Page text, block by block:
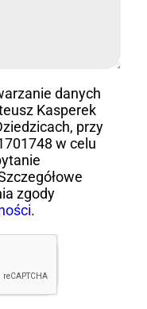
danych
Kasperek
przy
w celu
zgody
.